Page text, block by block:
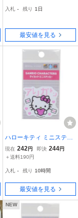
リー ピンク×ホワイト 大
入札 - 残り 1日
最安値を見る
ハローキティ ミニステッ
カー ダイカットシール Y
2K アリガトン サンリオ
現在 242 円 即決 244円
＋送料190円
入札 - 残り 10時間
最安値を見る
NEW